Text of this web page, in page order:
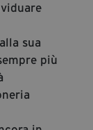
sua
più